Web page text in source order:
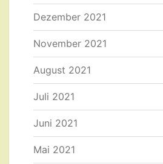
Dezember 2021
November 2021
August 2021
Juli 2021
Juni 2021
Mai 2021